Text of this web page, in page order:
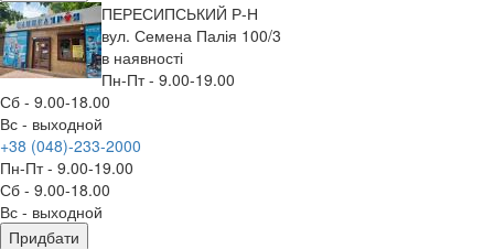
ПЕРЕСИПСЬКИЙ Р-Н
вул. Семена Палія 100/3
в наявності
Пн-Пт - 9.00-19.00
Сб - 9.00-18.00
Вс - выходной
+38 (048)-233-2000
Пн-Пт - 9.00-19.00
Сб - 9.00-18.00
Вс - выходной
Придбати